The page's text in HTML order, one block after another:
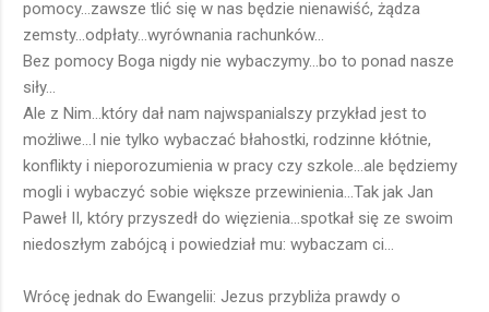
pomocy...zawsze tlić się w nas będzie nienawiść, żądza
zemsty...odpłaty...wyrównania rachunków...
Bez pomocy Boga nigdy nie wybaczymy...bo to ponad nasze
siły...
Ale z Nim...który dał nam najwspanialszy przykład jest to
możliwe...I nie tylko wybaczać błahostki, rodzinne kłótnie,
konflikty i nieporozumienia w pracy czy szkole...ale będziemy
mogli i wybaczyć sobie większe przewinienia...Tak jak Jan
Paweł II, który przyszedł do więzienia...spotkał się ze swoim
niedoszłym zabójcą i powiedział mu: wybaczam ci...
Wrócę jednak do Ewangelii: Jezus przybliża prawdy o